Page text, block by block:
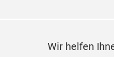
Wir helfen